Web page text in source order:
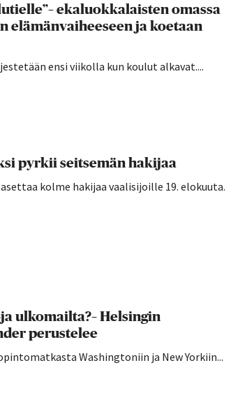
ekaluokkalaisten omassa
elämänvaiheeseen ja koetaan
ensi viikolla kun koulut alkavat....
pyrkii seitsemän hakijaa
kolme hakijaa vaalisijoille 19. elokuuta.
ulkomailta?– Helsingin
perustelee
Washingtoniin ja New Yorkiin...